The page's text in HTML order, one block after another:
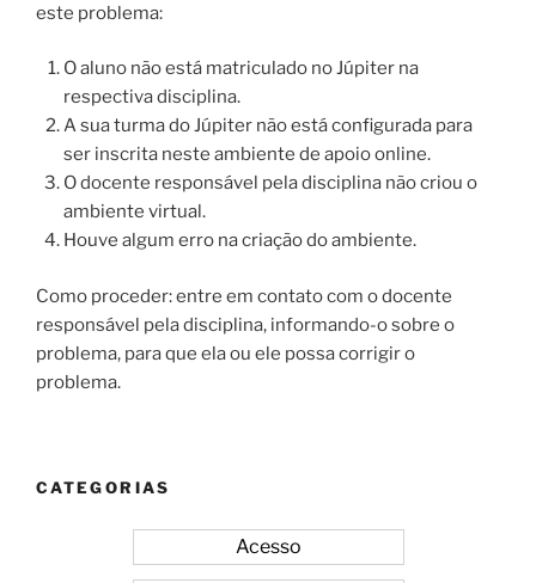
este problema:
O aluno não está matriculado no Júpiter na
respectiva disciplina.
A sua turma do Júpiter não está configurada para
ser inscrita neste ambiente de apoio online.
O docente responsável pela disciplina não criou o
ambiente virtual.
Houve algum erro na criação do ambiente.
Como proceder: entre em contato com o docente
responsável pela disciplina, informando-o sobre o
problema, para que ela ou ele possa corrigir o
problema.
CATEGORIAS
Acesso